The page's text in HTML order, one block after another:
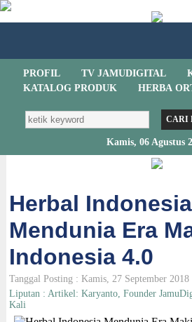
PROFIL TV JAMUDIGITAL
KATALOG PRODUK
HERBA
Kamis, 06 Agustus
Herbal Indonesia
Mendunia Era
Indonesia 4.0
Tanggal Posting : Kamis, 27 September 2018
Liputan : Artikel: Karyanto, Founder
Kali